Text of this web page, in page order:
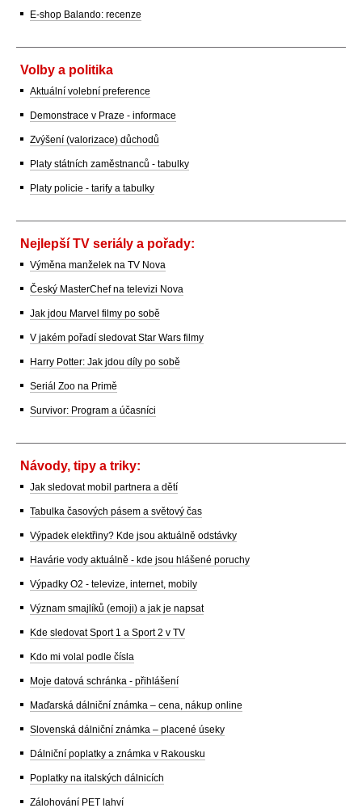
E-shop Balando: recenze
Volby a politika
Aktuální volební preference
Demonstrace v Praze - informace
Zvýšení (valorizace) důchodů
Platy státních zaměstnanců - tabulky
Platy policie - tarify a tabulky
Nejlepší TV seriály a pořady:
Výměna manželek na TV Nova
Český MasterChef na televizi Nova
Jak jdou Marvel filmy po sobě
V jakém pořadí sledovat Star Wars filmy
Harry Potter: Jak jdou díly po sobě
Seriál Zoo na Primě
Survivor: Program a účasníci
Návody, tipy a triky:
Jak sledovat mobil partnera a dětí
Tabulka časových pásem a světový čas
Výpadek elektřiny? Kde jsou aktuálně odstávky
Havárie vody aktuálně - kde jsou hlášené poruchy
Výpadky O2 - televize, internet, mobily
Význam smajlíků (emoji) a jak je napsat
Kde sledovat Sport 1 a Sport 2 v TV
Kdo mi volal podle čísla
Moje datová schránka - přihlášení
Maďarská dálniční známka – cena, nákup online
Slovenská dálniční známka – placené úseky
Dálniční poplatky a známka v Rakousku
Poplatky na italských dálnicích
Zálohování PET lahví